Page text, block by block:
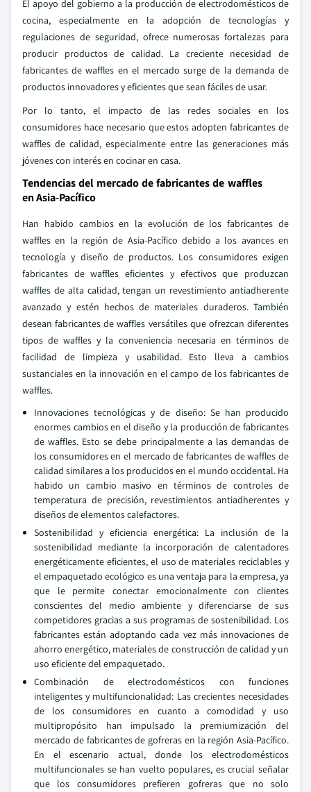
El apoyo del gobierno a la producción de electrodomésticos de
cocina, especialmente en la adopción de tecnologías y
regulaciones de seguridad, ofrece numerosas fortalezas para
producir productos de calidad. La creciente necesidad de
fabricantes de waffles en el mercado surge de la demanda de
productos innovadores y eficientes que sean fáciles de usar.
Por lo tanto, el impacto de las redes sociales en los
consumidores hace necesario que estos adopten fabricantes de
waffles de calidad, especialmente entre las generaciones más
jóvenes con interés en cocinar en casa.
Tendencias del mercado de fabricantes de waffles
en Asia-Pacífico
Han habido cambios en la evolución de los fabricantes de
waffles en la región de Asia-Pacífico debido a los avances en
tecnología y diseño de productos. Los consumidores exigen
fabricantes de waffles eficientes y efectivos que produzcan
waffles de alta calidad, tengan un revestimiento antiadherente
avanzado y estén hechos de materiales duraderos. También
desean fabricantes de waffles versátiles que ofrezcan diferentes
tipos de waffles y la conveniencia necesaria en términos de
facilidad de limpieza y usabilidad. Esto lleva a cambios
sustanciales en la innovación en el campo de los fabricantes de
waffles.
Innovaciones tecnológicas y de diseño: Se han producido
enormes cambios en el diseño y la producción de fabricantes
de waffles. Esto se debe principalmente a las demandas de
los consumidores en el mercado de fabricantes de waffles de
calidad similares a los producidos en el mundo occidental. Ha
habido un cambio masivo en términos de controles de
temperatura de precisión, revestimientos antiadherentes y
diseños de elementos calefactores.
Sostenibilidad y eficiencia energética: La inclusión de la
sostenibilidad mediante la incorporación de calentadores
energéticamente eficientes, el uso de materiales reciclables y
el empaquetado ecológico es una ventaja para la empresa, ya
que le permite conectar emocionalmente con clientes
conscientes del medio ambiente y diferenciarse de sus
competidores gracias a sus programas de sostenibilidad. Los
fabricantes están adoptando cada vez más innovaciones de
ahorro energético, materiales de construcción de calidad y un
uso eficiente del empaquetado.
Combinación de electrodomésticos con funciones
inteligentes y multifuncionalidad: Las crecientes necesidades
de los consumidores en cuanto a comodidad y uso
multipropósito han impulsado la premiumización del
mercado de fabricantes de gofreras en la región Asia-Pacífico.
En el escenario actual, donde los electrodomésticos
multifuncionales se han vuelto populares, es crucial señalar
que los consumidores prefieren gofreras que no solo